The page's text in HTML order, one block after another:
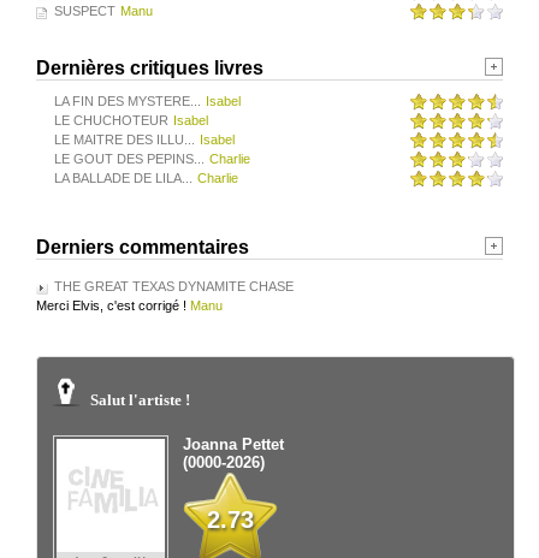
SUSPECT Manu
Dernières critiques livres
LA FIN DES MYSTERE...
Isabel
LE CHUCHOTEUR Isabel
LE MAITRE DES ILLU...
Isabel
LE GOUT DES PEPINS...
Charlie
LA BALLADE DE LILA...
Charlie
Derniers commentaires
THE GREAT TEXAS DYNAMITE CHASE
Merci Elvis, c'est corrigé ! Manu
Salut l'artiste !
Joanna Pettet
(0000-2026)
2.73